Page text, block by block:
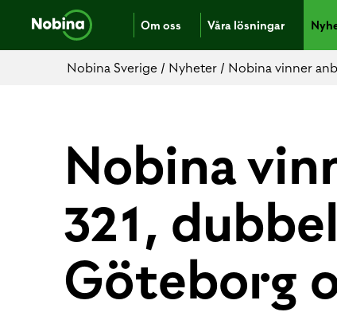
Om oss Våra lösningar
Nobina Sverige / Nyheter / Nobina vinner
Nobina
321,
Göteborg